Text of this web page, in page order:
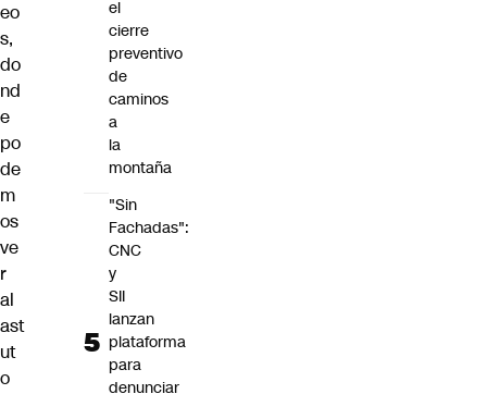
eo
s,
do
nd
e
po
de
m
os
ve
r
al
ast
ut
o
el
cierre
preventivo
de
caminos
a
la
montaña
"Sin
Fachadas":
CNC
y
SII
lanzan
plataforma
para
denunciar